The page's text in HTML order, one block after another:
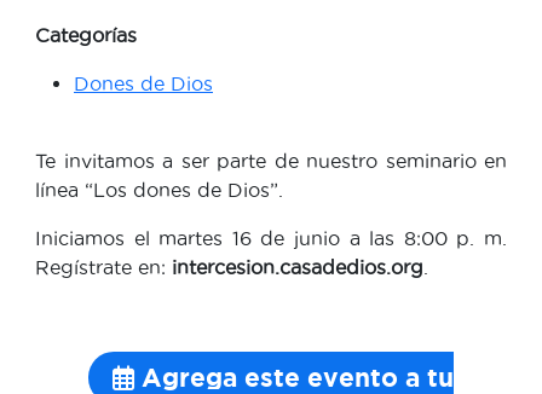
Categorías
Dones de Dios
Te invitamos a ser parte de nuestro seminario en
línea “Los dones de Dios”.
Iniciamos el martes 16 de junio a las 8:00 p.
m.
Regístrate en: intercesion.casadedios.org
Agrega este evento a tu